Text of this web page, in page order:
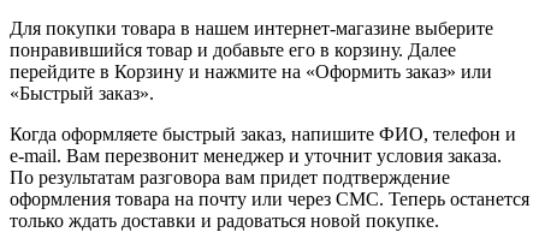
Для покупки товара в нашем интернет-магазине выберите
понравившийся товар и добавьте его в корзину. Далее
перейдите в Корзину и нажмите на «Оформить заказ» или
«Быстрый заказ».
Когда оформляете быстрый заказ, напишите ФИО, телефон и
e-mail. Вам перезвонит менеджер и уточнит условия заказа.
По результатам разговора вам придет подтверждение
оформления товара на почту или через СМС. Теперь останется
только ждать доставки и радоваться новой покупке.